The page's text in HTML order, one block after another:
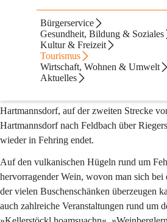
Bürgerservice
Gesundheit, Bildung & Soziales
Kultur & Freizeit
Tourismus
Wirtschaft, Wohnen & Umwelt
Aktuelles
Weinregion
Ein Knotenpunkt der
Weinregion ...
... denn in Fehring endet die von
Klöcher Weinstraße und beginnt die
Hartmannsdorf, auf der zweiten Strecke
Hartmannsdorf nach Feldbach über
wieder in Fehring endet.
Auf den vulkanischen Hügeln rund um
hervorragender Wein, wovon man sich bei
der vielen Buschenschänken überzeugen
auch zahlreiche Veranstaltungen rund um